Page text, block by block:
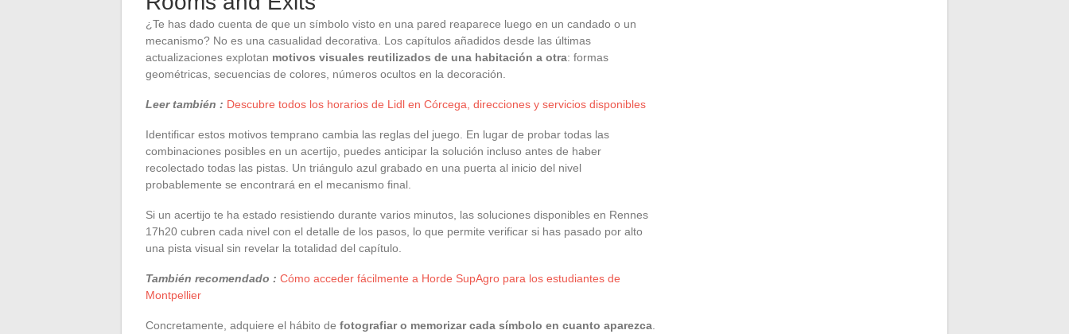
¿Te has dado cuenta de que un símbolo visto en una pared reaparece luego en un candado o un
mecanismo? No es una casualidad decorativa. Los capítulos añadidos desde las últimas
actualizaciones explotan motivos visuales reutilizados de una habitación a otra: formas
geométricas, secuencias de colores, números ocultos en la decoración.
Leer también : Descubre todos los horarios de Lidl en Córcega, direcciones y servicios disponibles
Identificar estos motivos temprano cambia las reglas del juego. En lugar de probar todas las
combinaciones posibles en un acertijo, puedes anticipar la solución incluso antes de haber
recolectado todas las pistas. Un triángulo azul grabado en una puerta al inicio del nivel
probablemente se encontrará en el mecanismo final.
Si un acertijo te ha estado resistiendo durante varios minutos, las soluciones disponibles en Rennes
17h20 cubren cada nivel con el detalle de los pasos, lo que permite verificar si has pasado por alto
una pista visual sin revelar la totalidad del capítulo.
También recomendado : Cómo acceder fácilmente a Horde SupAgro para los estudiantes de
Montpellier
Concretamente, adquiere el hábito de fotografiar o memorizar cada símbolo en cuanto aparezca